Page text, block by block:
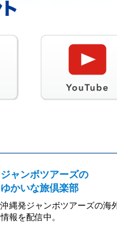
ジャンボツアーズの
ゆかいな旅倶楽部
沖縄発ジャンボツアーズの海
情報を配信中。